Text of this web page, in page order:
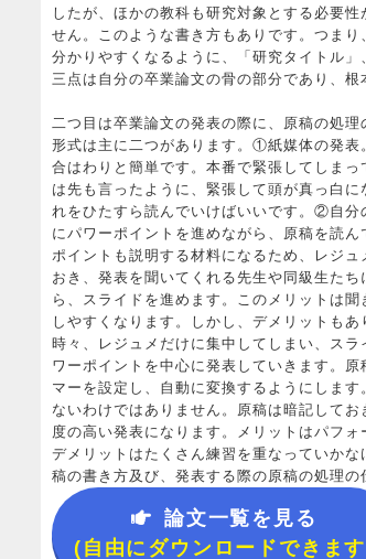
したが、ほかの教科も研究対象とする必要
せん。このような書き方もありです。つま
分かりやすくなるように、「研究タイトル
三点は自分の卒業論文の骨の部分であり、根
二つ目は卒業論文の発表の際に、原稿の処
形式は主に二つがあります。①紙媒体の発表
合はわりと簡単です。本番で緊張してしま
は先も言ったように、緊張して頭が真っ白
れをひたすら読んでいけばいいです。②自分
にパワーポイントを進めながら、原稿を読
ポイントも説明する材料になるため、レジ
おき、発表を聞いてくれる先生や同級生た
ら、スライドを進めます。このメリットは
しやすくなります。しかし、デメリットも
時々、レジュメだけに集中してしまい、ス
ワーポイントを中心に発表していきます。
マーを設定し、自動に変換するようにしま
ないわけではありません。原稿は暗記して
度の高い発表になります。メリットはパフ
デメリットはたくさん練習を重なっていか
稿の書き方及び、発表する際の原稿の処理
論文一覧を見る
(自由にダウンロードできま